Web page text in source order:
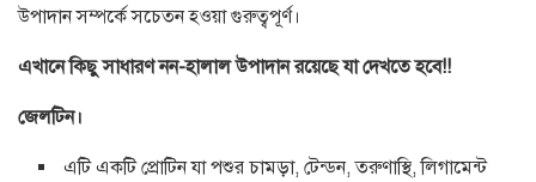
উপাদান সম্পর্কে সচেতন হওয়া গুরুত্বপূর্ণ।
এখানে কিছু সাধারণ নন-হালাল উপাদান রয়েছে যা দেখতে হবে!!
জেলটিন।
এটি একটি প্রোটিন যা পশুর চামড়া, টেন্ডন, তরুণাস্থি, লিগামেন্ট